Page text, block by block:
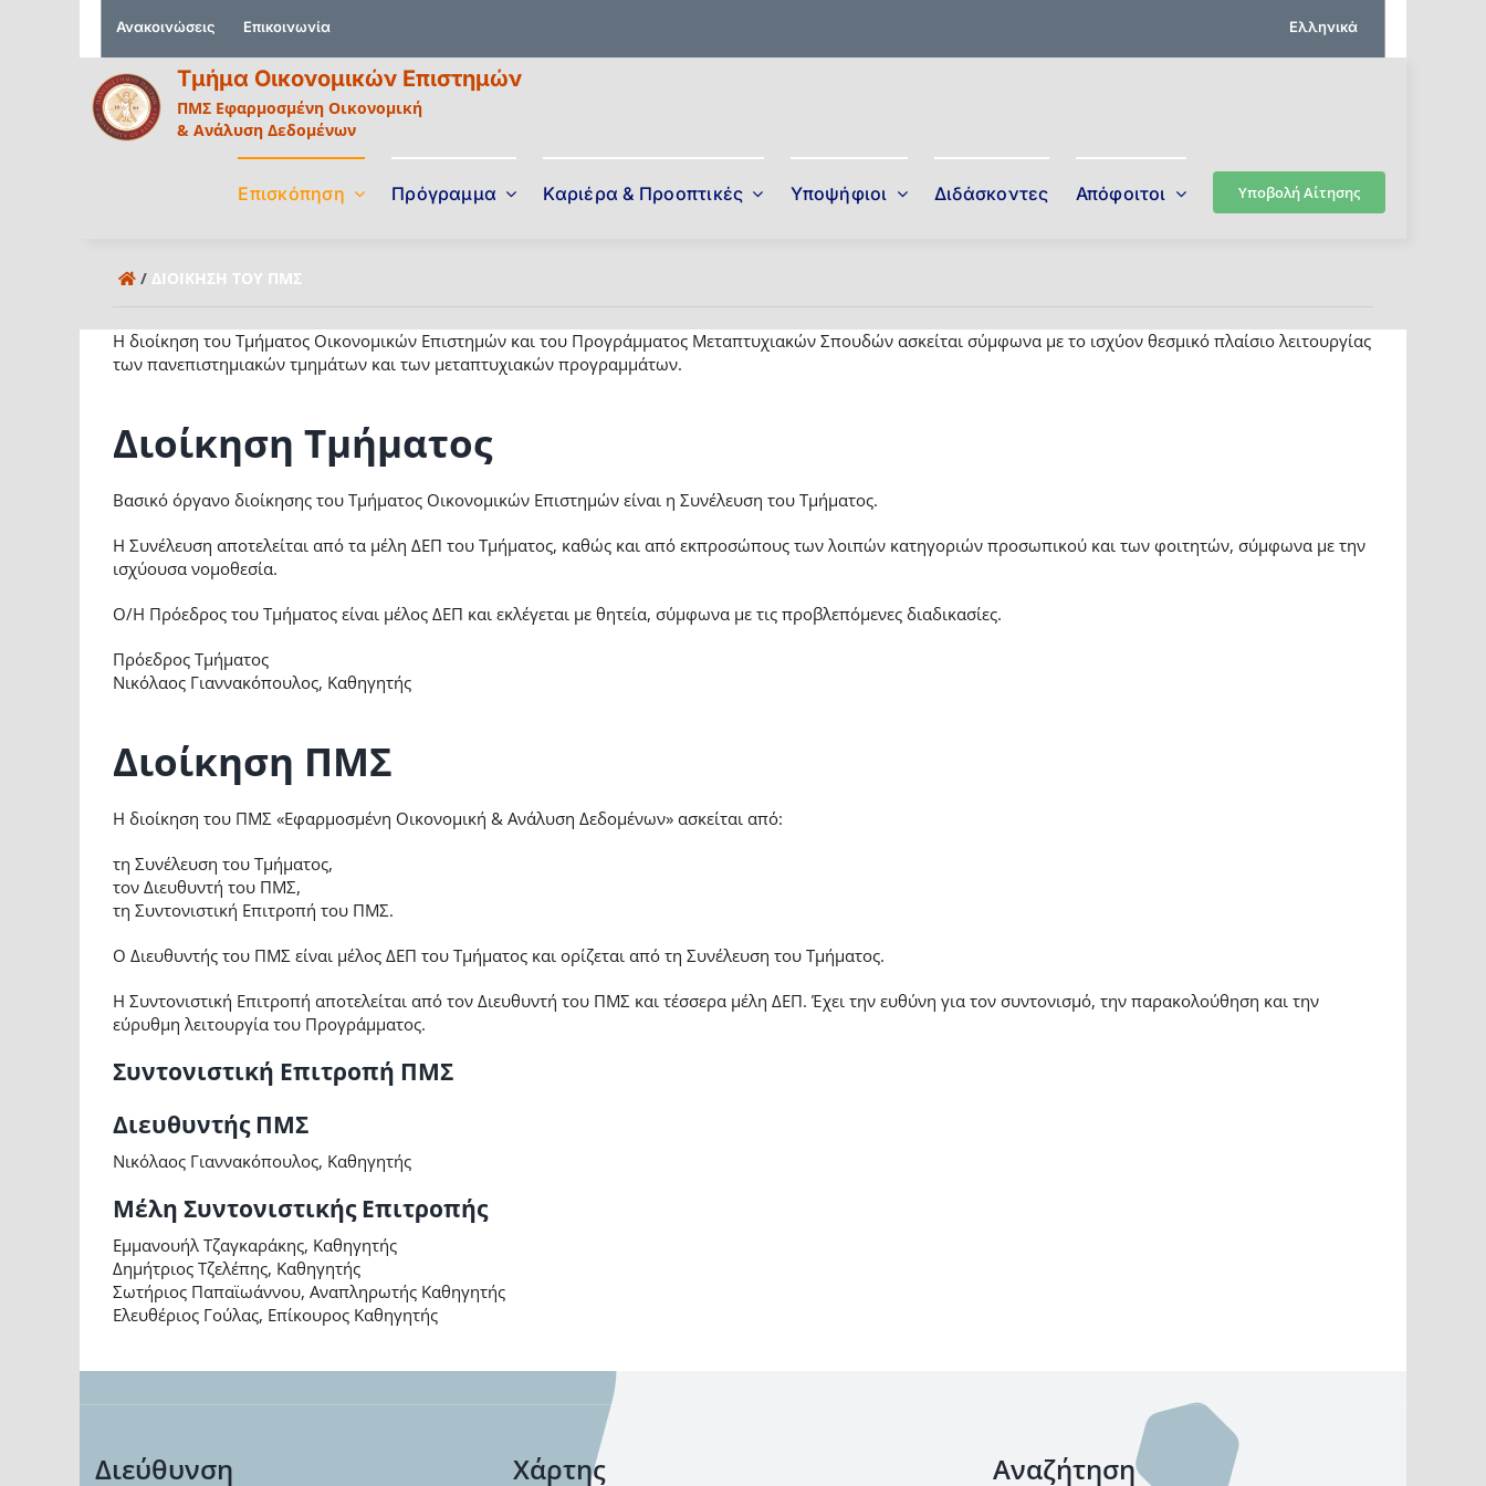
περιεχόμενο
Ανακοινώσεις Επικοινωνία Ελληνικά
Τμήμα Οικονομικών Επιστημών
ΠΜΣ Εφαρμοσμένη Οικονομική
& Ανάλυση Δεδομένων
Επισκόπηση Πρόγραμμα Καριέρα & Προοπτικές Υποψήφιοι Διδάσκοντες Απόφοιτοι Υποβολή Αίτησης
/ ΔΙΟΊΚΗΣΗ ΤΟΥ ΠΜΣ
Η διοίκηση του Τμήματος Οικονομικών Επιστημών και του Προγράμματος Μεταπτυχιακών Σπουδών ασκείται σύμφωνα με το ισχύον θεσμικό πλαίσιο λειτουργίας
των πανεπιστημιακών τμημάτων και των μεταπτυχιακών προγραμμάτων.
Διοίκηση Τμήματος
Βασικό όργανο διοίκησης του Τμήματος Οικονομικών Επιστημών είναι η Συνέλευση του Τμήματος.
Η Συνέλευση αποτελείται από τα μέλη ΔΕΠ του Τμήματος, καθώς και από εκπροσώπους των λοιπών κατηγοριών προσωπικού και των φοιτητών, σύμφωνα με την
ισχύουσα νομοθεσία.
Ο/Η Πρόεδρος του Τμήματος είναι μέλος ΔΕΠ και εκλέγεται με θητεία, σύμφωνα με τις προβλεπόμενες διαδικασίες.
Πρόεδρος Τμήματος
Νικόλαος Γιαννακόπουλος, Καθηγητής
Διοίκηση ΠΜΣ
Η διοίκηση του ΠΜΣ «Εφαρμοσμένη Οικονομική & Ανάλυση Δεδομένων» ασκείται από:
τη Συνέλευση του Τμήματος,
τον Διευθυντή του ΠΜΣ,
τη Συντονιστική Επιτροπή του ΠΜΣ.
Ο Διευθυντής του ΠΜΣ είναι μέλος ΔΕΠ του Τμήματος και ορίζεται από τη Συνέλευση του Τμήματος.
Η Συντονιστική Επιτροπή αποτελείται από τον Διευθυντή του ΠΜΣ και τέσσερα μέλη ΔΕΠ. Έχει την ευθύνη για τον συντονισμό, την παρακολούθηση και την
εύρυθμη λειτουργία του Προγράμματος.
Συντονιστική Επιτροπή ΠΜΣ
Διευθυντής ΠΜΣ
Νικόλαος Γιαννακόπουλος, Καθηγητής
Μέλη Συντονιστικής Επιτροπής
Εμμανουήλ Τζαγκαράκης, Καθηγητής
Δημήτριος Τζελέπης, Καθηγητής
Σωτήριος Παπαϊωάννου, Αναπληρωτής Καθηγητής
Ελευθέριος Γούλας, Επίκουρος Καθηγητής
Διεύθυνση Χάρτης Αναζήτηση